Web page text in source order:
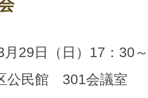
29日（日）17：30～
公民館 301会議室